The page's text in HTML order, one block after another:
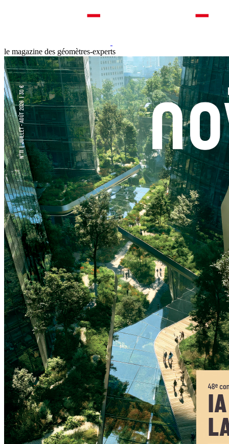
le magazine des géomètres-experts